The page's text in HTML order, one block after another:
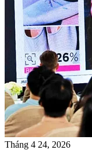
Tháng 4 24, 2026